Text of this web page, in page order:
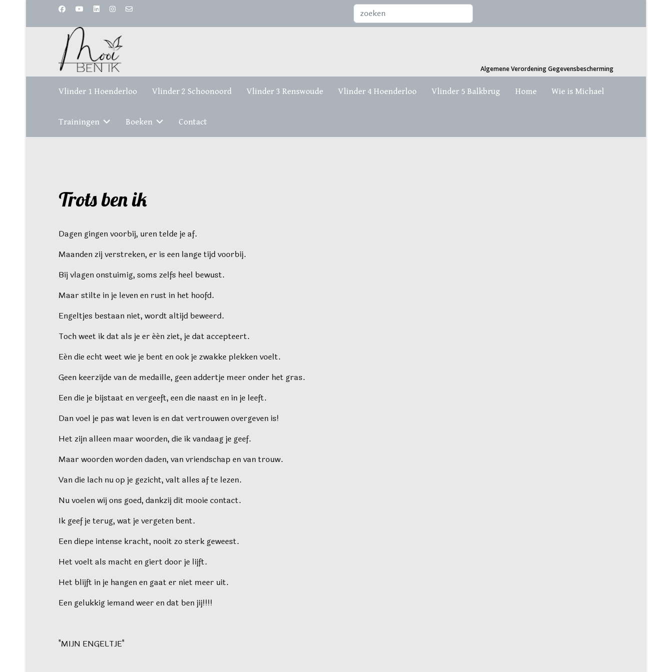
Zoeken...
Algemene Verordening Gegevensbescherming
Vlinder 1 Hoenderloo Vlinder 2 Schoonoord Vlinder 3 Renswoude Vlinder 4 Hoenderloo Vlinder 5 Balkbrug Home Wie is Michael
Trainingen Boeken Contact
Trots ben ik
Dagen gingen voorbij, uren telde je af.
Maanden zij verstreken, er is een lange tijd voorbij.
Bij vlagen onstuimig, soms zelfs heel bewust.
Maar stilte in je leven en rust in het hoofd.
Engeltjes bestaan niet, wordt altijd beweerd.
Toch weet ik dat als je er één ziet, je dat accepteert.
Eén die echt weet wie je bent en ook je zwakke plekken voelt.
Geen keerzijde van de medaille, geen addertje meer onder het gras.
Een die je bijstaat en vergeeft, een die naast en in je leeft.
Dan voel je pas wat leven is en dat vertrouwen overgeven is!
Het zijn alleen maar woorden, die ik vandaag je geef.
Maar woorden worden daden, van vriendschap en van trouw.
Van die lach nu op je gezicht, valt alles af te lezen.
Nu voelen wij ons goed, dankzij dit mooie contact.
Ik geef je terug, wat je vergeten bent.
Een diepe intense kracht, nooit zo sterk geweest.
Het voelt als macht en giert door je lijft.
Het blijft in je hangen en gaat er niet meer uit.
Een gelukkig iemand weer en dat ben jij!!!!
"MIJN ENGELTJE"